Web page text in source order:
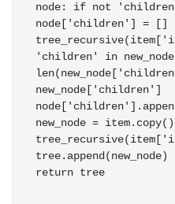
node: if not
node['children'] = []
'children' in new_node
new_node['children']
new_node = item.copy()
return tree